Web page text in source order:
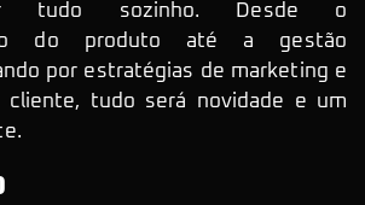
tudo sozinho. Desde o
do produto até a gestão
por estratégias de marketing e
cliente, tudo será novidade e um